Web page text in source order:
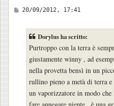
M
20/09/2012, 17:41
Dorylus ha scritto:
Purtroppo con la terra è
giustamente winny , ad
nella provetta bensì in un
rullino pieno a metà di terra
un vaporizzatore in modo